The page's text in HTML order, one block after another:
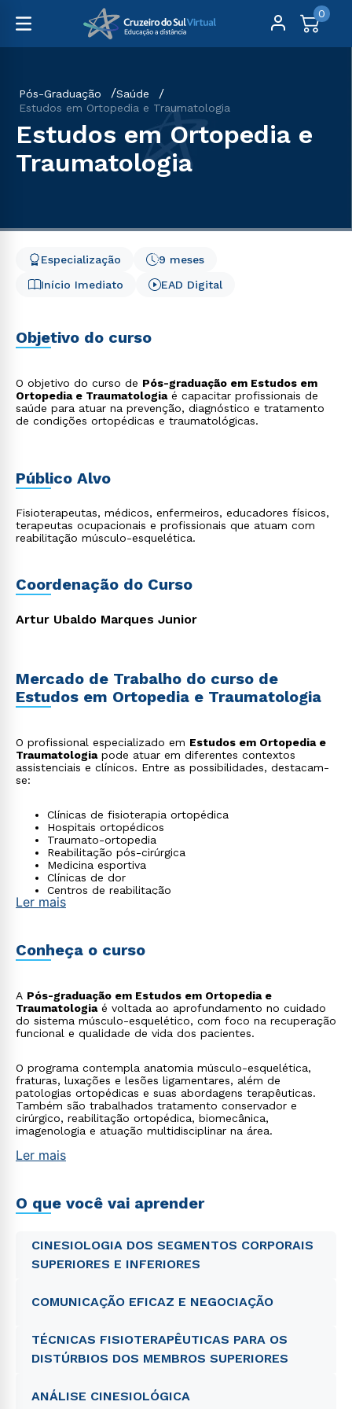
0
Pós-Graduação
Saúde
Estudos em Ortopedia e Traumatologia
Estudos em Ortopedia e
Traumatologia
Início Imediato
9 meses
Especialização
EAD Digital
Objetivo do curso
O objetivo do curso de Pós-graduação em Estudos em
Ortopedia e Traumatologiaé capacitar profissionais de
saúde para atuar na prevenção, diagnóstico e tratamento
de condições ortopédicas e traumatológicas.
Público Alvo
Fisioterapeutas, médicos, enfermeiros, educadores físicos,
terapeutas ocupacionais e profissionais que atuam com
reabilitação músculo-esquelética.
Coordenação do Curso
Artur Ubaldo Marques Junior
Mercado de Trabalho do curso de
Estudos em Ortopedia e Traumatologia
O profissional especializado em Estudos em Ortopedia e
Traumatologiapode atuar em diferentes contextos
assistenciais e clínicos. Entre as possibilidades, destacam-
se:
Clínicas de fisioterapia ortopédica
Hospitais ortopédicos
Traumato-ortopedia
Reabilitação pós-cirúrgica
Medicina esportiva
Clínicas de dor
Centros de reabilitação
Atendimento ambulatorial ortopédico
Ler mais
Conheça o curso
A Pós-graduação em Estudos em Ortopedia e
Traumatologiaé voltada ao aprofundamento no cuidado
do sistema músculo-esquelético, com foco na recuperação
funcional e qualidade de vida dos pacientes.
O programa contempla anatomia músculo-esquelética,
fraturas, luxações e lesões ligamentares, além de
patologias ortopédicas e suas abordagens terapêuticas.
Também são trabalhados tratamento conservador e
cirúrgico, reabilitação ortopédica, biomecânica,
imagenologia e atuação multidisciplinar na área.
Ler mais
O que você vai aprender
CINESIOLOGIA DOS SEGMENTOS CORPORAIS
SUPERIORES E INFERIORES
COMUNICAÇÃO EFICAZ E NEGOCIAÇÃO
TÉCNICAS FISIOTERAPÊUTICAS PARA OS
DISTÚRBIOS DOS MEMBROS SUPERIORES
ANÁLISE CINESIOLÓGICA